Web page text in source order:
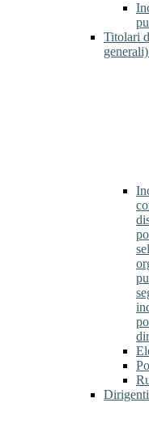
Titolari
generali)
Dirigenti